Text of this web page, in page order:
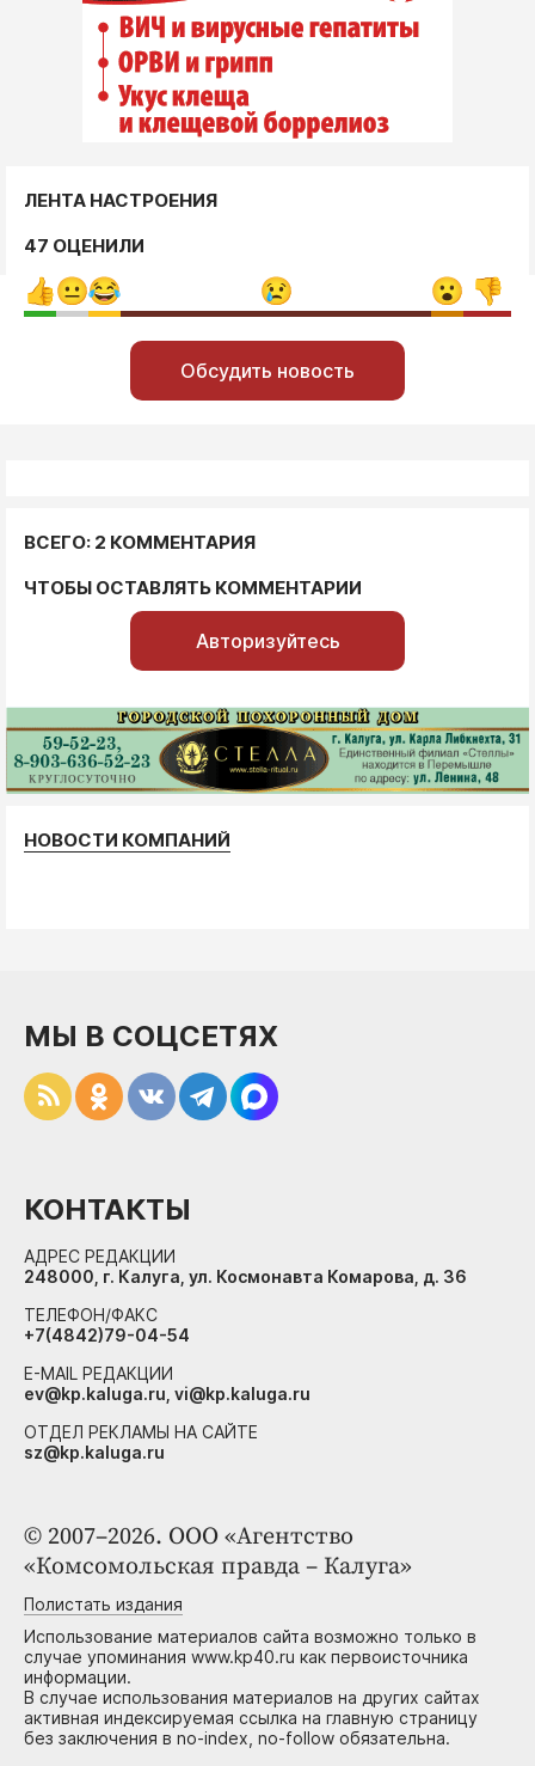
ЛЕНТА НАСТРОЕНИЯ
47 ОЦЕНИЛИ
Обсудить новость
ВСЕГО: 2 КОММЕНТАРИЯ
ЧТОБЫ ОСТАВЛЯТЬ КОММЕНТАРИИ
Авторизуйтесь
НОВОСТИ КОМПАНИЙ
© 2007–2026. ООО «Агентство
«Комсомольская правда – Калуга»
Полистать издания
Использование материалов сайта возможно только в
случае упоминания www.kp40.ru как первоисточника
информации.
В случае использования материалов на других сайтах
активная индексируемая ссылка на главную страницу
без заключения в no-index, no-follow обязательна.
МЫ В СОЦСЕТЯХ
КОНТАКТЫ
АДРЕС РЕДАКЦИИ
248000, г. Калуга, ул. Космонавта Комарова, д. 36
ТЕЛЕФОН/ФАКС
+7(4842)79-04-54
E-MAIL РЕДАКЦИИ
ev@kp.kaluga.ru, vi@kp.kaluga.ru
ОТДЕЛ РЕКЛАМЫ НА САЙТЕ
sz@kp.kaluga.ru